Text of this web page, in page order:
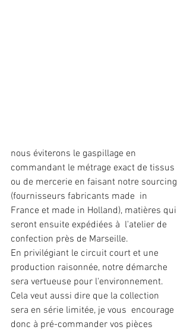
nous éviterons le gaspillage en
commandant le métrage exact de tissus
ou de mercerie en faisant notre sourcing
(fournisseurs fabricants made  in
France et made in Holland), matières qui
seront ensuite expédiées à  l'atelier de
confection près de Marseille.
En privilégiant le circuit court et une
production raisonnée, notre démarche
sera vertueuse pour l'environnement.
Cela veut aussi dire que la collection
sera en série limitée, je vous  encourage
donc à pré-commander vos pièces